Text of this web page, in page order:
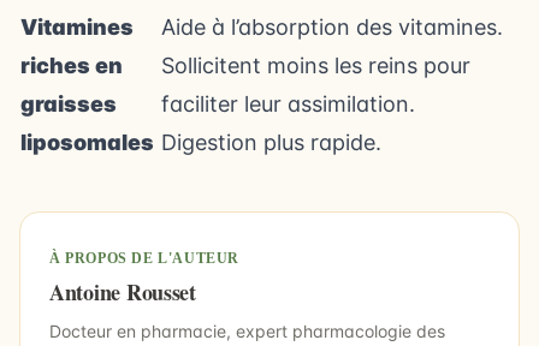
Vitamines
riches en
graisses
liposomales
Aide à l’absorption des vitamines.
Sollicitent moins les reins pour
faciliter leur assimilation.
Digestion plus rapide.
À PROPOS DE L'AUTEUR
Antoine Rousset
Docteur en pharmacie, expert pharmacologie des